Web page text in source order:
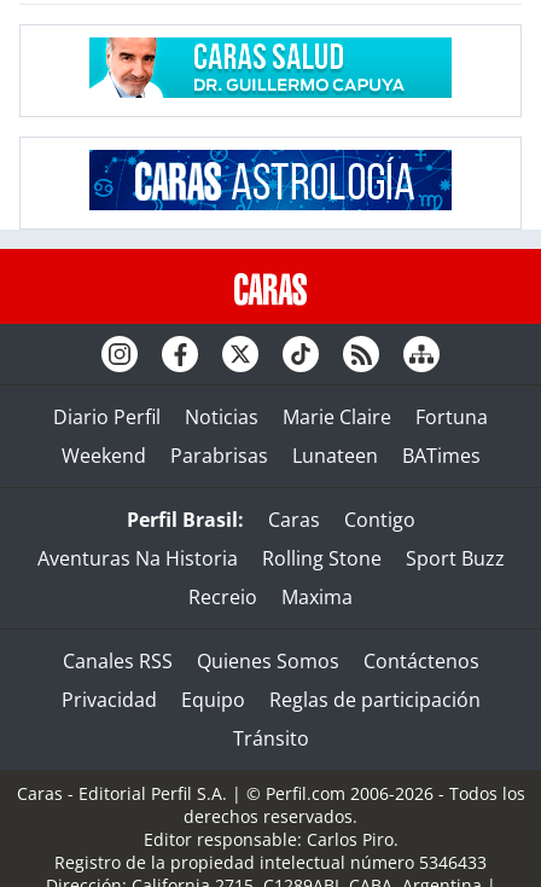
Diario Perfil Noticias Marie Claire
Fortuna
Weekend
Parabrisas Lunateen BATimes
Perfil Brasil: Caras
Contigo
Aventuras Na Historia
Rolling Stone
Sport Buzz
Recreio
Maxima
Canales RSS Quienes Somos
Contáctenos
Privacidad
Equipo
Reglas de participación
Tránsito
Caras - Editorial Perfil S.A. | © Perfil.com 2006-2026 - Todos los
derechos reservados.
Editor responsable: Carlos Piro.
Registro de la propiedad intelectual número 5346433